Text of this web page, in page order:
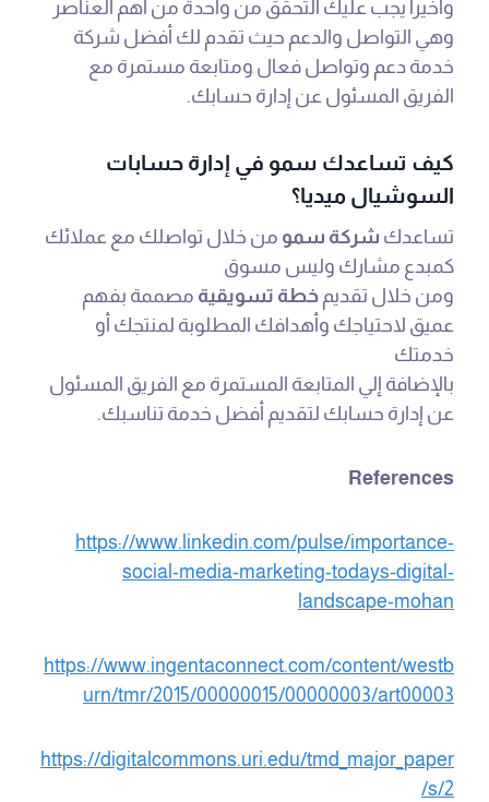
وأخيرا يجب عليك التحقق من واحدة من أهم العناصر
وهي التواصل والدعم حيث تقدم لك أفضل شركة
خدمة دعم وتواصل فعال ومتابعة مستمرة مع
الفريق المسئول عن إدارة حسابك.
كيف تساعدك سمو في إدارة حسابات
السوشيال ميديا؟
تساعدك شركة سمو من خلال تواصلك مع عملائك
كمبدع مشارك وليس مسوق
ومن خلال تقديم خطة تسويقية مصممة بفهم
عميق لاحتياجك وأهدافك المطلوبة لمنتجك أو
خدمتك
بالإضافة إلي المتابعة المستمرة مع الفريق المسئول
عن إدارة حسابك لتقديم أفضل خدمة تناسبك.
References
https://www.linkedin.com/pulse/importance-
social-media-marketing-todays-digital-
landscape-mohan
https://www.ingentaconnect.com/content/westb
urn/tmr/2015/00000015/00000003/art00003
https://digitalcommons.uri.edu/tmd_major_paper
s/2/